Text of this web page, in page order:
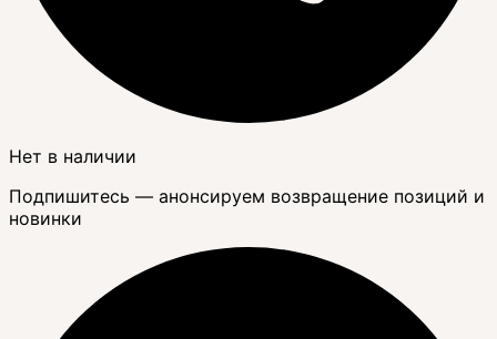
Нет в наличии
Подпишитесь — анонсируем возвращение позиций и
новинки